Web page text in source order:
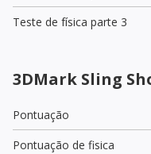
Teste de física parte 3
3DMark Sling
Pontuação
Pontuação de fisica